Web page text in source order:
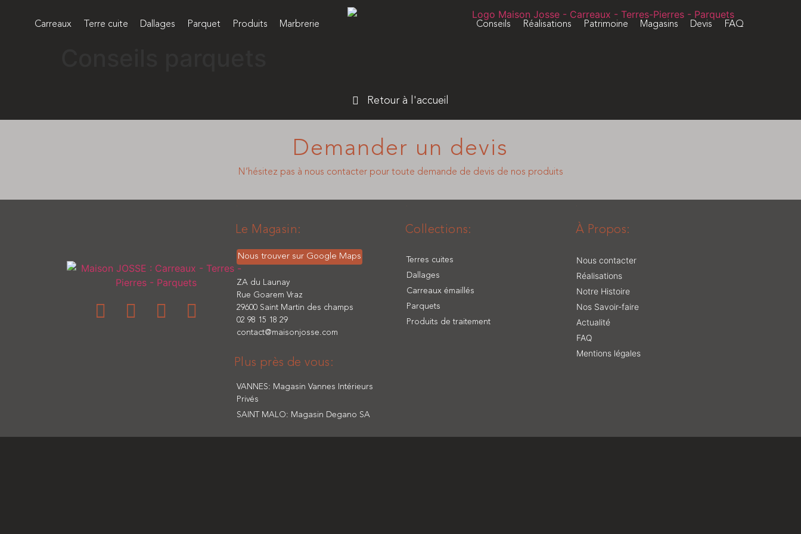
Carreaux Terre cuite Dallages Parquet Produits Marbrerie Conseils Réalisations Patrimoine Magasins Devis FAQ
Retour à l'accueil
Demander un devis
N’hésitez pas à nous contacter pour toute demande de devis de nos produits
Le Magasin:
Nous trouver sur Google Maps
ZA du Launay
Rue Goarem Vraz
29600 Saint Martin des champs
02 98 15 18 29
contact@maisonjosse.com
Plus près de vous:
VANNES: Magasin Vannes Intérieurs
Privés
SAINT MALO: Magasin Degano SA
Collections:
Terres cuites
Dallages
Carreaux émaillés
Parquets
Produits de traitement
À Propos:
Nous contacter
Réalisations
Notre Histoire
Nos Savoir-faire
Actualité
FAQ
Mentions légales